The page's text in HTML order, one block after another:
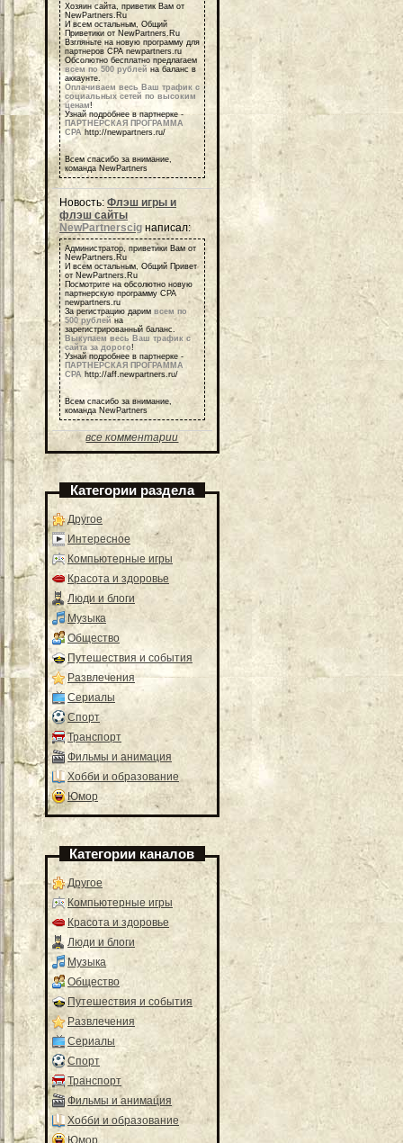
Хозяин сайта, приветик Вам от
NewPartners.Ru
И всем остальным, Общий
Приветики от NewPartners.Ru
Взгляньте на новую программу для
партнеров СРА newpartners.ru
Обсолютно бесплатно предлагаем
всем по 500 рублей на баланс в
аккаунте.
Оплачиваем весь Ваш трафик с
социальных сетей по высоким
ценам!
Узнай подробнее в партнерке -
ПАРТНЕРСКАЯ ПРОГРАММА
СРА http://newpartners.ru/
Всем спасибо за внимание,
команда NewPartners
Новость: Флэш игры и
флэш сайты
NewPartnerscig написал:
Администратор, приветики Вам от
NewPartners.Ru
И всем остальным, Общий Привет
от NewPartners.Ru
Посмотрите на обсолютно новую
партнерскую программу СРА
newpartners.ru
За регистрацию дарим всем по
500 рублейна
зарегистрированный баланс.
Выкупаем весь Ваш трафик с
сайта за дорого!
Узнай подробнее в партнерке -
ПАРТНЕРСКАЯ ПРОГРАММА
СРА http://aff.newpartners.ru/
Всем спасибо за внимание,
команда NewPartners
все комментарии
Категории раздела
Другое
Интересное
Компьютерные игры
Красота и здоровье
Люди и блоги
Музыка
Общество
Путешествия и события
Развлечения
Сериалы
Спорт
Транспорт
Фильмы и анимация
Хобби и образование
Юмор
Категории каналов
Другое
Компьютерные игры
Красота и здоровье
Люди и блоги
Музыка
Общество
Путешествия и события
Развлечения
Сериалы
Спорт
Транспорт
Фильмы и анимация
Хобби и образование
Юмор